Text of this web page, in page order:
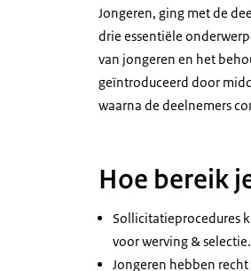
Jongeren, ging met de
drie essentiële
van jongeren en het
geïntroduceerd door
waarna de deelnemers
Hoe bereik
Sollicitatieprocedures
voor werving & selectie.
Jongeren hebben